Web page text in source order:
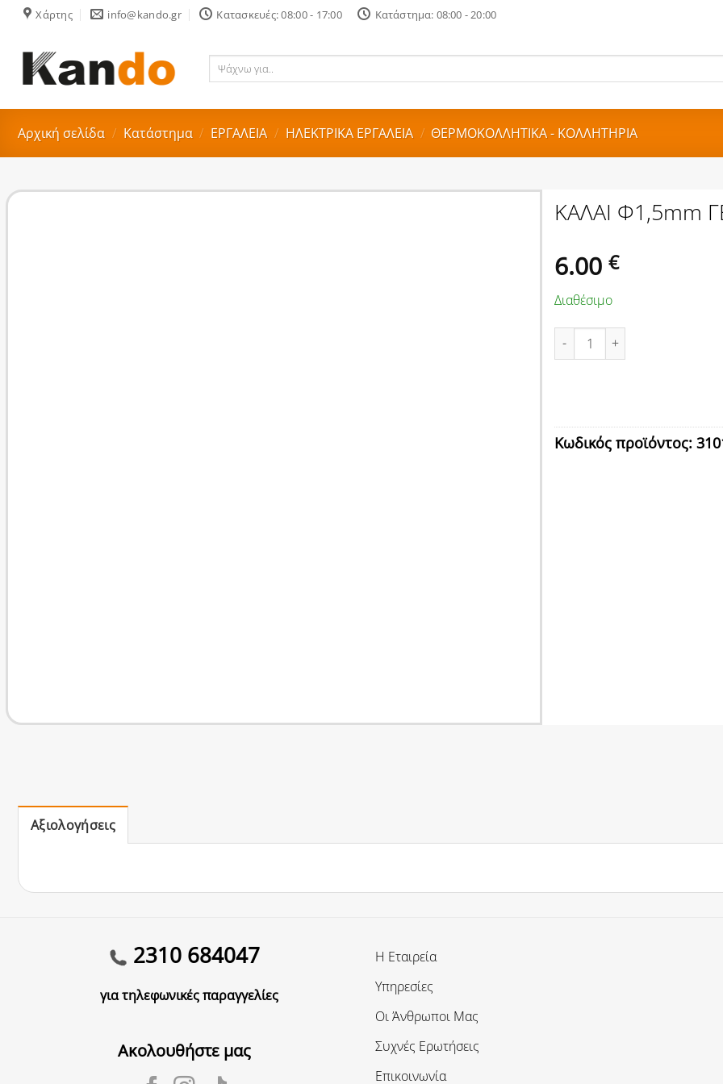
Skip
content
Χάρτης info@kando.gr Κατασκευές: 08:00 - 17:00 Κατάστημα: 08:00 - 20:00
Ψάχνω
Αρχική σελίδα / Κατάστημα / ΕΡΓΑΛΕΙΑ / ΗΛΕΚΤΡΙΚΑ ΕΡΓΑΛΕΙΑ / ΘΕΡΜΟΚΟΛΛΗΤΙΚΑ - ΚΟΛΛΗΤΗΡΙΑ
ΚΑΛΑΙ Φ1,5mm
6.00 €
Διαθέσιμο
ΚΑΛΑΙ Φ1,5mm ΓΕΡΜΑΝΙΑΣ
Κωδικός προϊόντος:
Αξιολογήσεις
2310 684047
για τηλεφωνικές παραγγελίες
Ακολουθήστε μας
Η Εταιρεία
Υπηρεσίες
Οι Άνθρωποι Μας
Συχνές Ερωτήσεις
Επικοινωνία